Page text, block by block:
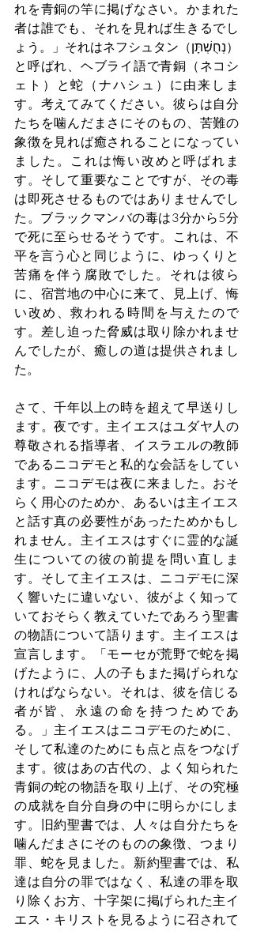
れを青銅の竿に掲げなさい。かまれた
者は誰でも、それを見れば生きるでし
ょう。」それはネフシュタン（נְחֻשְׁתָּן）
と呼ばれ、ヘブライ語で青銅（ネコシ
ェト）と蛇（ナハシュ）に由来しま
す。考えてみてください。彼らは自分
たちを噛んだまさにそのもの、苦難の
象徴を見れば癒されることになってい
ました。これは悔い改めと呼ばれま
す。そして重要なことですが、その毒
は即死させるものではありませんでし
た。ブラックマンバの毒は3分から5分
で死に至らせるそうです。これは、不
平を言う心と同じように、ゆっくりと
苦痛を伴う腐敗でした。それは彼ら
に、宿営地の中心に来て、見上げ、悔
い改め、救われる時間を与えたので
す。差し迫った脅威は取り除かれませ
んでしたが、癒しの道は提供されまし
た。
さて、千年以上の時を超えて早送りし
ます。夜です。主イエスはユダヤ人の
尊敬される指導者、イスラエルの教師
であるニコデモと私的な会話をしてい
ます。ニコデモは夜に来ました。おそ
らく用心のためか、あるいは主イエス
と話す真の必要性があったためかもし
れません。主イエスはすぐに霊的な誕
生についての彼の前提を問い直しま
す。そして主イエスは、ニコデモに深
く響いたに違いない、彼がよく知って
いておそらく教えていたであろう聖書
の物語について語ります。主イエスは
宣言します。「モーセが荒野で蛇を掲
げたように、人の子もまた掲げられな
ければならない。それは、彼を信じる
者が皆、永遠の命を持つためであ
る。」主イエスはニコデモのために、
そして私達のためにも点と点をつなげ
ます。彼はあの古代の、よく知られた
青銅の蛇の物語を取り上げ、その究極
の成就を自分自身の中に明らかにしま
す。旧約聖書では、人々は自分たちを
噛んだまさにそのものの象徴、つまり
罪、蛇を見ました。新約聖書では、私
達は自分の罪ではなく、私達の罪を取
り除くお方、十字架に掲げられた主イ
エス・キリストを見るように召されて